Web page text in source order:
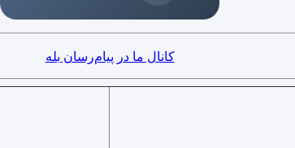
کانال ما در پیام‌رسان بله